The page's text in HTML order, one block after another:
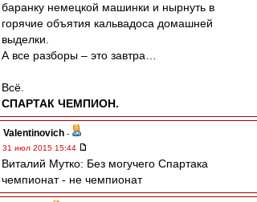
баранку немецкой машинки и нырнуть в
горячие объятия кальвадоса домашней
выделки.
А все разборы – это завтра…
Всё.
СПАРТАК ЧЕМПИОН.
Valentinovich -
31 июл 2015 15:44
Виталий Мутко: Без могучего Спартака
чемпионат - не чемпионат